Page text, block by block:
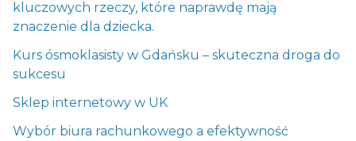
kluczowych rzeczy, które naprawdę mają
znaczenie dla dziecka.
Kurs ósmoklasisty w Gdańsku – skuteczna droga do
sukcesu
Sklep internetowy w UK
Wybór biura rachunkowego a efektywność